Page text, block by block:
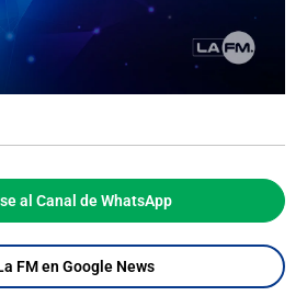
al Canal de WhatsApp
FM en Google News